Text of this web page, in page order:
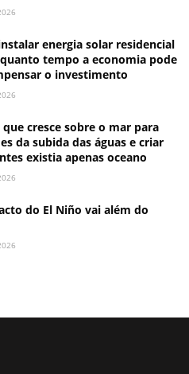
energia solar residencial
tempo a economia pode
o investimento
cresce sobre o mar para
da subida das águas e criar
existia apenas oceano
do El Niño vai além do